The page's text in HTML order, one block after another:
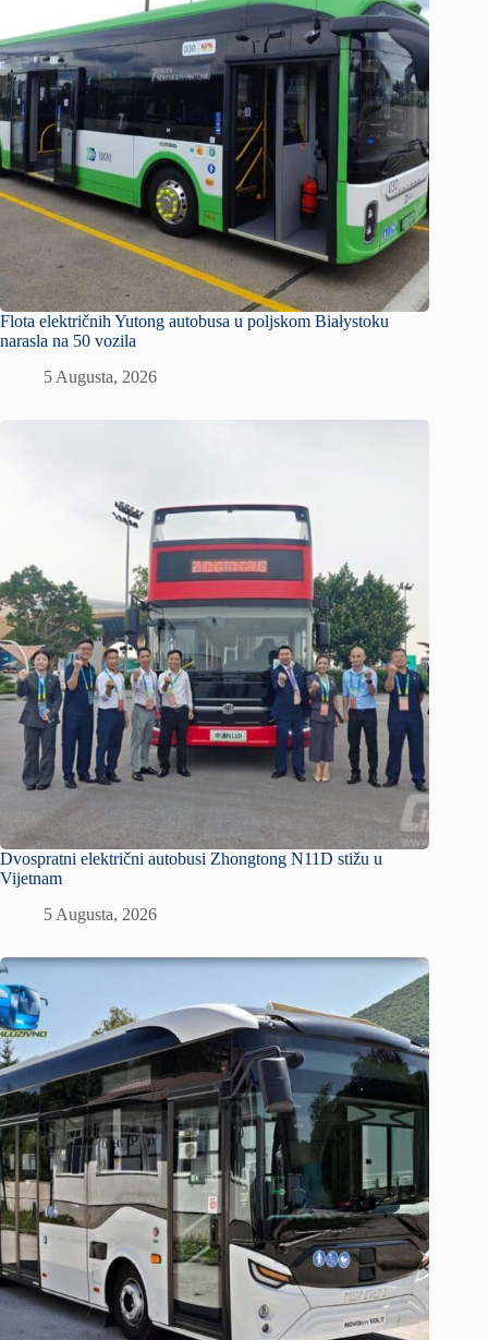
Flota električnih Yutong autobusa u poljskom Białystoku
narasla na 50 vozila
5 Augusta, 2026
Dvospratni električni autobusi Zhongtong N11D stižu u
Vijetnam
5 Augusta, 2026